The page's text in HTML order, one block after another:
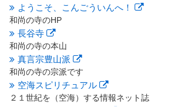
2012年7月
(10)
2012年6月(14)
2012年5月
2012年4月(16)
2012年3月 (17)
2012年2月(20)
2012年1月(25)
2011年12月(22)
2011年11月(28)
ようこそ、こんごういんへ！
和尚の寺のHP
長谷寺
和尚の寺の本山
真言宗豊山派
和尚の寺の宗派です
空海スピリチュアル
２１世紀を（空海）する情報ネット誌